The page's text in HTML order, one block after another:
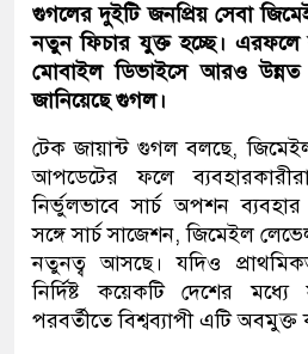
গুগলের দুইটি জনপ্রিয় সেবা
নতুন ফিচার যুক্ত হচ্ছে। এরফলে
মোবাইল ডিভাইসে আরও উন্নত
জানিয়েছে গুগল।
টেক জায়ান্ট গুগল বলছে,
আপডেটের ফলে
নির্ভুলভাবে সার্চ অপশন
সঙ্গে সার্চ সাজেশন, জিমেইল
নতুনত্ব আসছে। যদিও
নির্দিষ্ট কয়েকটি দেশের মধ্যে
পরবর্তীতে বিশ্বব্যাপী এটি অবমুক্ত